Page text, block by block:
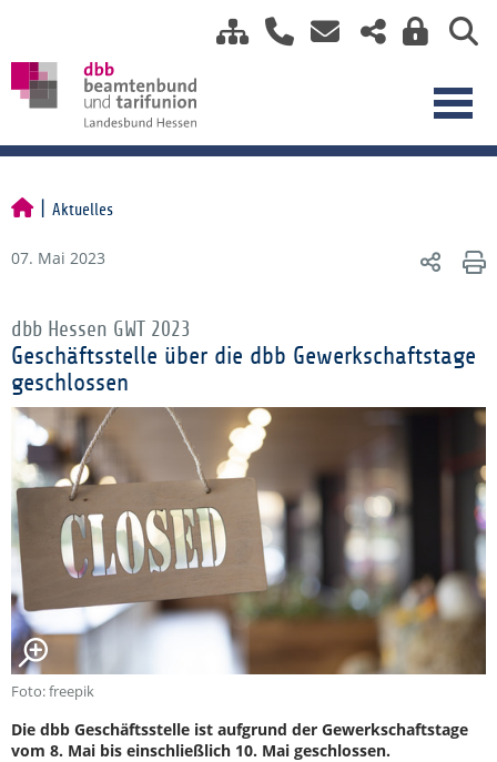
Aktuelles
07. Mai 2023
dbb Hessen GWT 2023
Geschäftsstelle über die dbb Gewerkschaftstage
geschlossen
Foto: freepik
Die dbb Geschäftsstelle ist aufgrund der Gewerkschaftstage
vom 8. Mai bis einschließlich 10. Mai geschlossen.